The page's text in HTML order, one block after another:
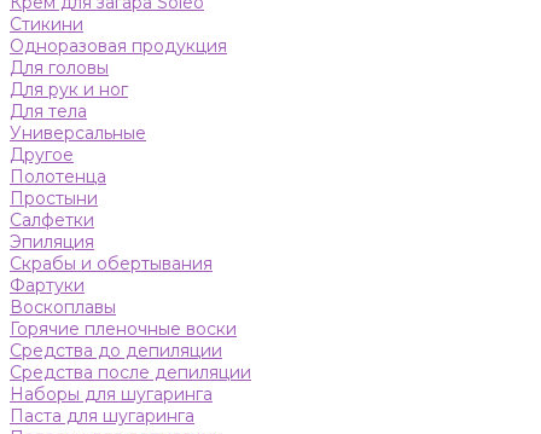
Стикини
Одноразовая продукция
Для головы
Для рук и ног
Для тела
Универсальные
Другое
Полотенца
Простыни
Салфетки
Эпиляция
Скрабы и обертывания
Фартуки
Воскоплавы
Горячие пленочные воски
Средства до депиляции
Средства после депиляции
Наборы для шугаринга
Паста для шугаринга